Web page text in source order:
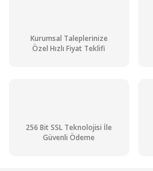
Kurumsal Taleplerinize
Özel Hızlı Fiyat Teklifi
256 Bit SSL Teknolojisi İle
Güvenli Ödeme